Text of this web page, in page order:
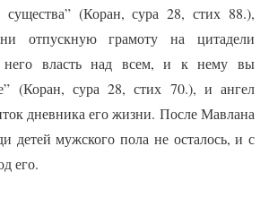
существа” (Коран, сура 28, стих 88.),
отпускную грамоту на цитадели
него власть над всем, и к нему вы
(Коран, сура 28, стих 70.), и ангел
дневника его жизни. После Мавлана
детей мужского пола не осталось, и с
его.